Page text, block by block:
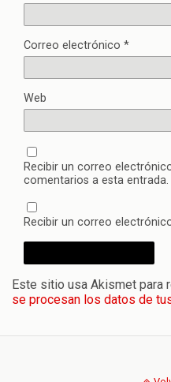
Correo electrónico *
Web
Recibir un correo
comentarios a esta entrada.
Recibir un correo
Este sitio usa Akismet para
se procesan los datos de